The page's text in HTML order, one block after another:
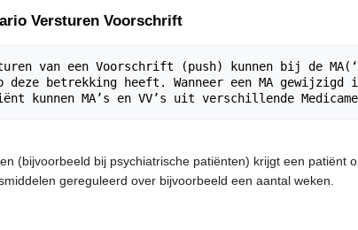
Versturen Voorschrift
van een Voorschrift (push) kunnen bij de
deze betrekking heeft. Wanneer een MA gewijzigd
(bijvoorbeeld bij psychiatrische patiënten) krijgt een
gereguleerd over bijvoorbeeld een aantal weken.